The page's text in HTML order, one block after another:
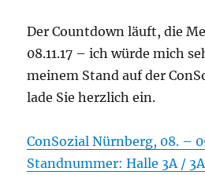
Der Countdown läuft, die
08.11.17 – ich würde mich
meinem Stand auf der
lade Sie herzlich ein.
ConSozial Nürnberg, 08. –
Standnummer: Halle 3A /